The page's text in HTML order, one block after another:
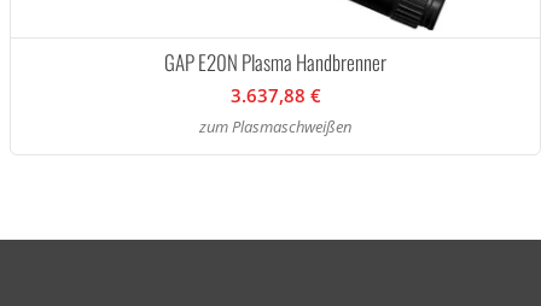
GAP E20N Plasma Handbrenner
3.637,88 €
zum Plasmaschweißen